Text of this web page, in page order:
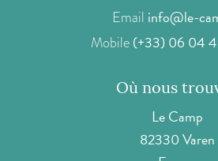
Email info@le-
Mobile (+33) 06 04
Où nous
Le Camp
82330 Varen